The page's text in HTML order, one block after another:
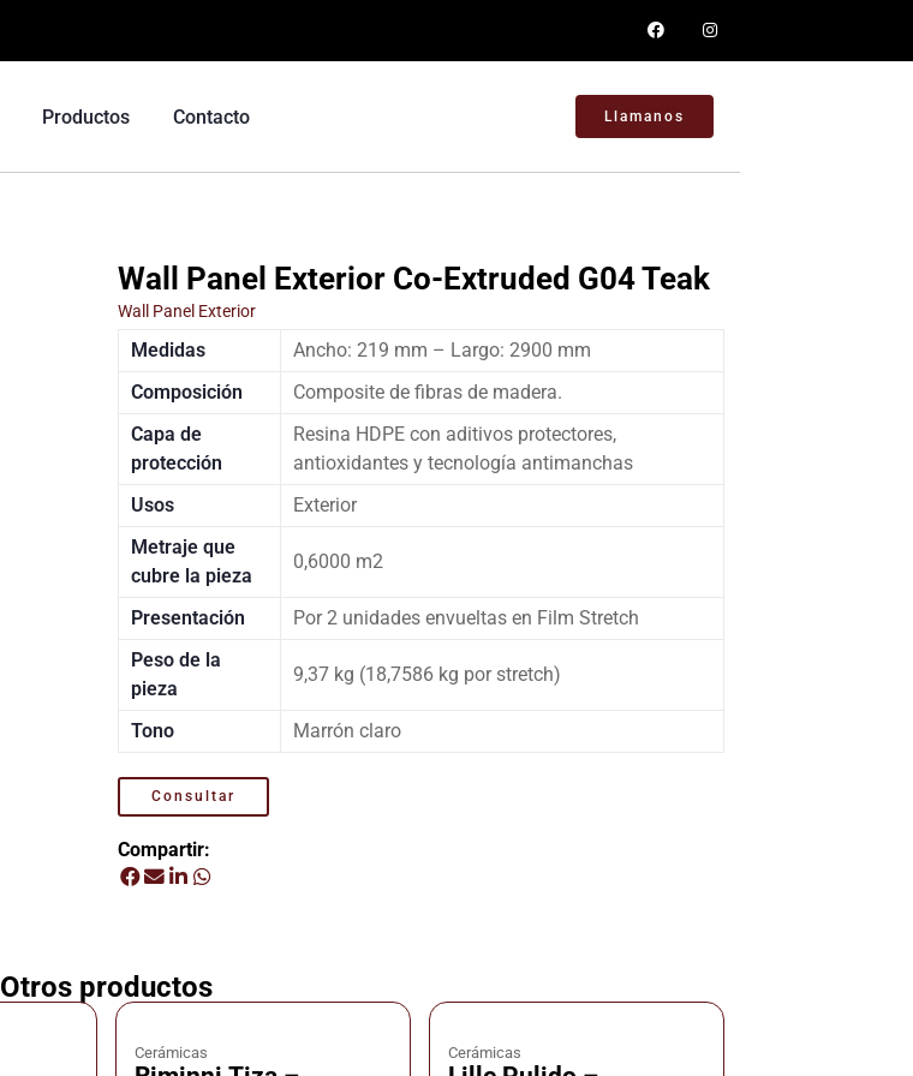
Productos Contacto Llamanos
Wall Panel Exterior Co-Extruded G04 Teak
Wall Panel Exterior
Medidas
Ancho: 219 mm – Largo: 2900 mm
Composición
Composite de fibras de madera.
Capa de
protección
Resina HDPE con aditivos protectores,
antioxidantes y tecnología antimanchas
Usos
Exterior
Metraje que
cubre la pieza
0,6000 m2
Presentación
Por 2 unidades envueltas en Film Stretch
Peso de la
pieza
9,37 kg (18,7586 kg por stretch)
Tono Marrón claro
Consultar
Compartir:
Otros productos
Cerámicas Cerámicas